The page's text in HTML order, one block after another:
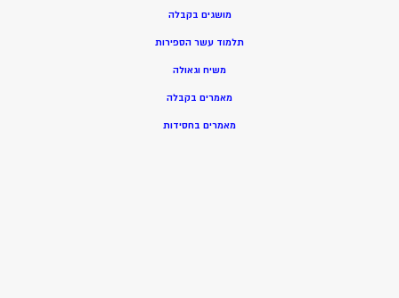
מושגים בקבלה
תלמוד עשר הספירות
משיח וגאולה
מאמרים בקבלה
מאמרים בחסידות